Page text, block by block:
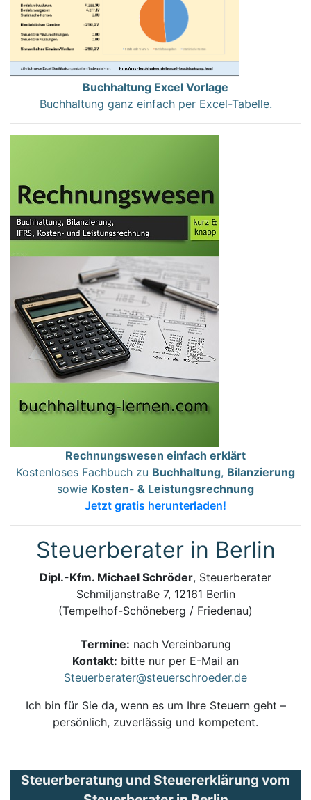
Buchhaltung Excel Vorlage
Buchhaltung ganz einfach per Excel-Tabelle.
Rechnungswesen einfach erklärt
Kostenloses Fachbuch zu Buchhaltung, Bilanzierung
sowie Kosten- & Leistungsrechnung
Jetzt gratis herunterladen!
Steuerberater in Berlin
Dipl.-Kfm. Michael Schröder, Steuerberater
Schmiljanstraße 7, 12161 Berlin
(Tempelhof-Schöneberg / Friedenau)
Termine: nach Vereinbarung
Kontakt: bitte nur per E-Mail an
Steuerberater@steuerschroeder.de
Ich bin für Sie da, wenn es um Ihre Steuern geht –
persönlich, zuverlässig und kompetent.
Steuerberatung und Steuererklärung vom